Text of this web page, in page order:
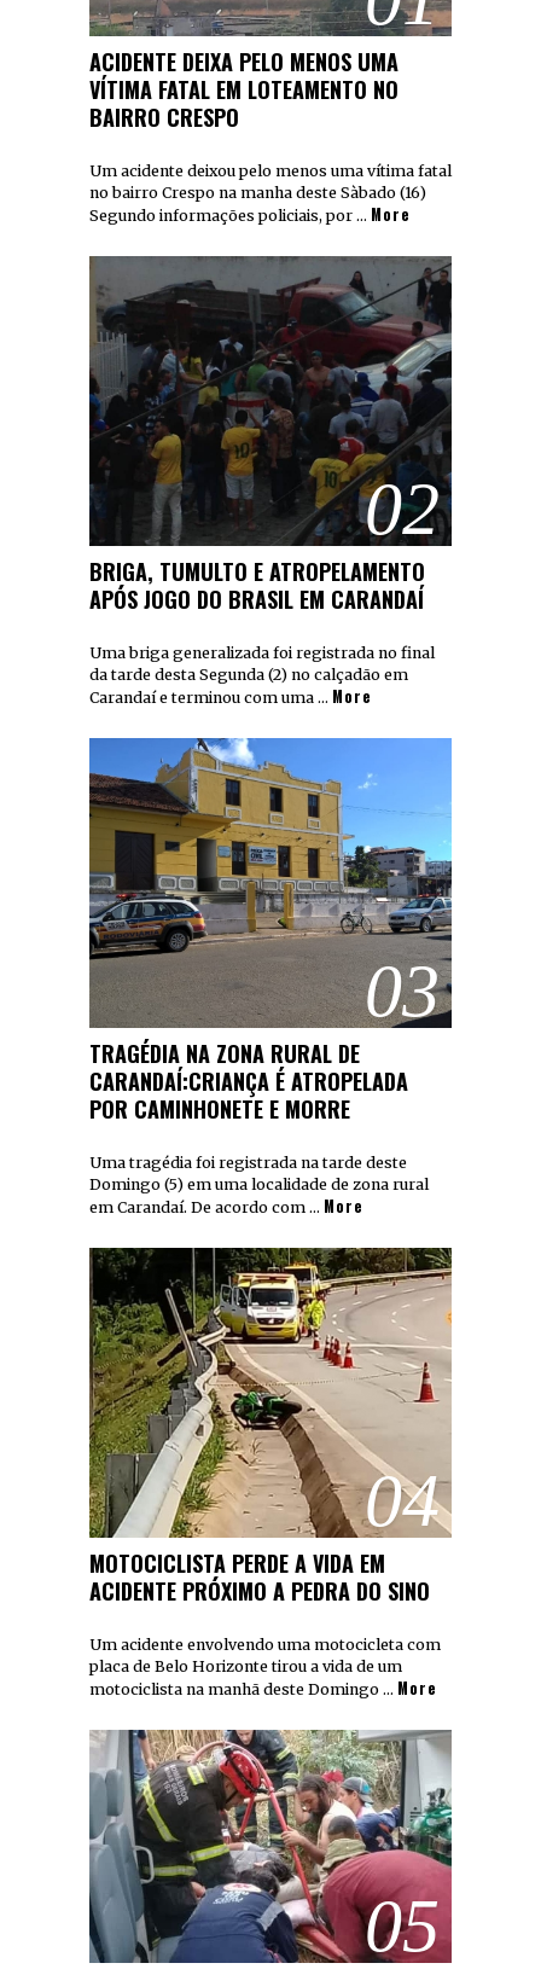
ACIDENTE DEIXA PELO MENOS UMA
VÍTIMA FATAL EM LOTEAMENTO NO
BAIRRO CRESPO
Um acidente deixou pelo menos uma vítima fatal
no bairro Crespo na manha deste Sàbado (16)
Segundo informações policiais, por … More
02
BRIGA, TUMULTO E ATROPELAMENTO
APÓS JOGO DO BRASIL EM CARANDAÍ
Uma briga generalizada foi registrada no final
da tarde desta Segunda (2) no calçadão em
Carandaí e terminou com uma … More
03
TRAGÉDIA NA ZONA RURAL DE
CARANDAÍ:CRIANÇA É ATROPELADA
POR CAMINHONETE E MORRE
Uma tragédia foi registrada na tarde deste
Domingo (5) em uma localidade de zona rural
em Carandaí. De acordo com … More
04
MOTOCICLISTA PERDE A VIDA EM
ACIDENTE PRÓXIMO A PEDRA DO SINO
Um acidente envolvendo uma motocicleta com
placa de Belo Horizonte tirou a vida de um
motociclista na manhã deste Domingo … More
05